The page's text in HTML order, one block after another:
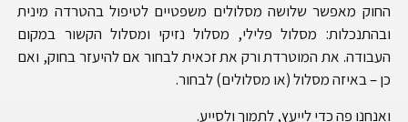
החוק מאפשר שלושה מסלולים משפטיים לטיפול בהטרדה מינית
ובהתנכלות: מסלול פלילי, מסלול נזיקי ומסלול הקשור במקום
העבודה. את המוטרדת ורק את זכאית לבחור אם להיעזר בחוק, ואם
כן – באיזה מסלול (או מסלולים) לבחור.
ואנחנו פה כדי לייעץ, לתמוך ולסייע.